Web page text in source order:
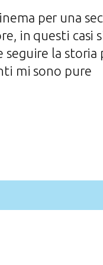
per una
in questi casi
la storia
mi sono pure